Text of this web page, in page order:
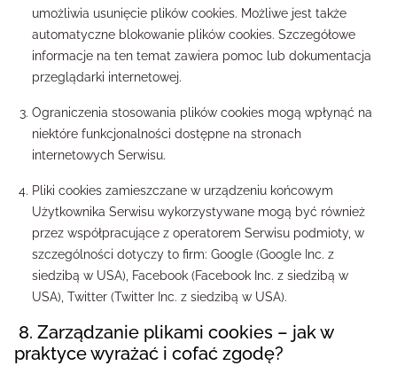
umożliwia usunięcie plików cookies. Możliwe jest także
automatyczne blokowanie plików cookies. Szczegółowe
informacje na ten temat zawiera pomoc lub dokumentacja
przeglądarki internetowej.
Ograniczenia stosowania plików cookies mogą wpłynąć na
niektóre funkcjonalności dostępne na stronach
internetowych Serwisu.
Pliki cookies zamieszczane w urządzeniu końcowym
Użytkownika Serwisu wykorzystywane mogą być również
przez współpracujące z operatorem Serwisu podmioty, w
szczególności dotyczy to firm: Google (Google Inc. z
siedzibą w USA), Facebook (Facebook Inc. z siedzibą w
USA), Twitter (Twitter Inc. z siedzibą w USA).
8. Zarządzanie plikami cookies – jak w
praktyce wyrażać i cofać zgodę?